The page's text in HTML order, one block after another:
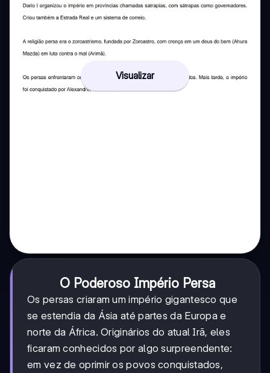
Visualizar
O Poderoso Império Persa
Os persas criaram um império gigantesco que
se estendia da Ásia até partes da Europa e
norte da África. Originários do atual Irã, eles
ficaram conhecidos por algo surpreendente:
em vez de oprimir os povos conquistados,